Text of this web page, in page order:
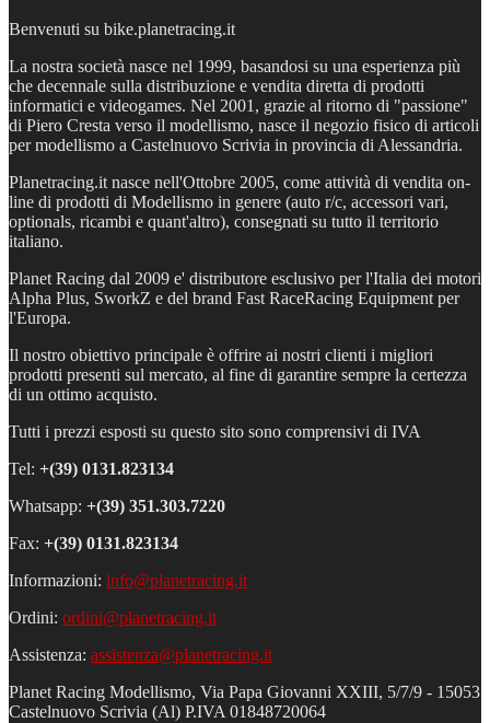
Benvenuti su bike.planetracing.it
La nostra società nasce nel 1999, basandosi su una esperienza più
che decennale sulla distribuzione e vendita diretta di prodotti
informatici e videogames. Nel 2001, grazie al ritorno di "passione"
di Piero Cresta verso il modellismo, nasce il negozio fisico di articoli
per modellismo a Castelnuovo Scrivia in provincia di Alessandria.
Planetracing.it nasce nell'Ottobre 2005, come attività di vendita on-
line di prodotti di Modellismo in genere (auto r/c, accessori vari,
optionals, ricambi e quant'altro), consegnati su tutto il territorio
italiano.
Planet Racing dal 2009 e' distributore esclusivo per l'Italia dei motori
Alpha Plus, SworkZ e del brand Fast RaceRacing Equipment per
l'Europa.
Il nostro obiettivo principale è offrire ai nostri clienti i migliori
prodotti presenti sul mercato, al fine di garantire sempre la certezza
di un ottimo acquisto.
Tutti i prezzi esposti su questo sito sono comprensivi di IVA
Tel: +(39) 0131.823134
Whatsapp: +(39) 351.303.7220
Fax: +(39) 0131.823134
Informazioni: info@planetracing.it
Ordini: ordini@planetracing.it
Assistenza: assistenza@planetracing.it
Planet Racing Modellismo, Via Papa Giovanni XXIII, 5/7/9 - 15053
Castelnuovo Scrivia (Al) P.IVA 01848720064